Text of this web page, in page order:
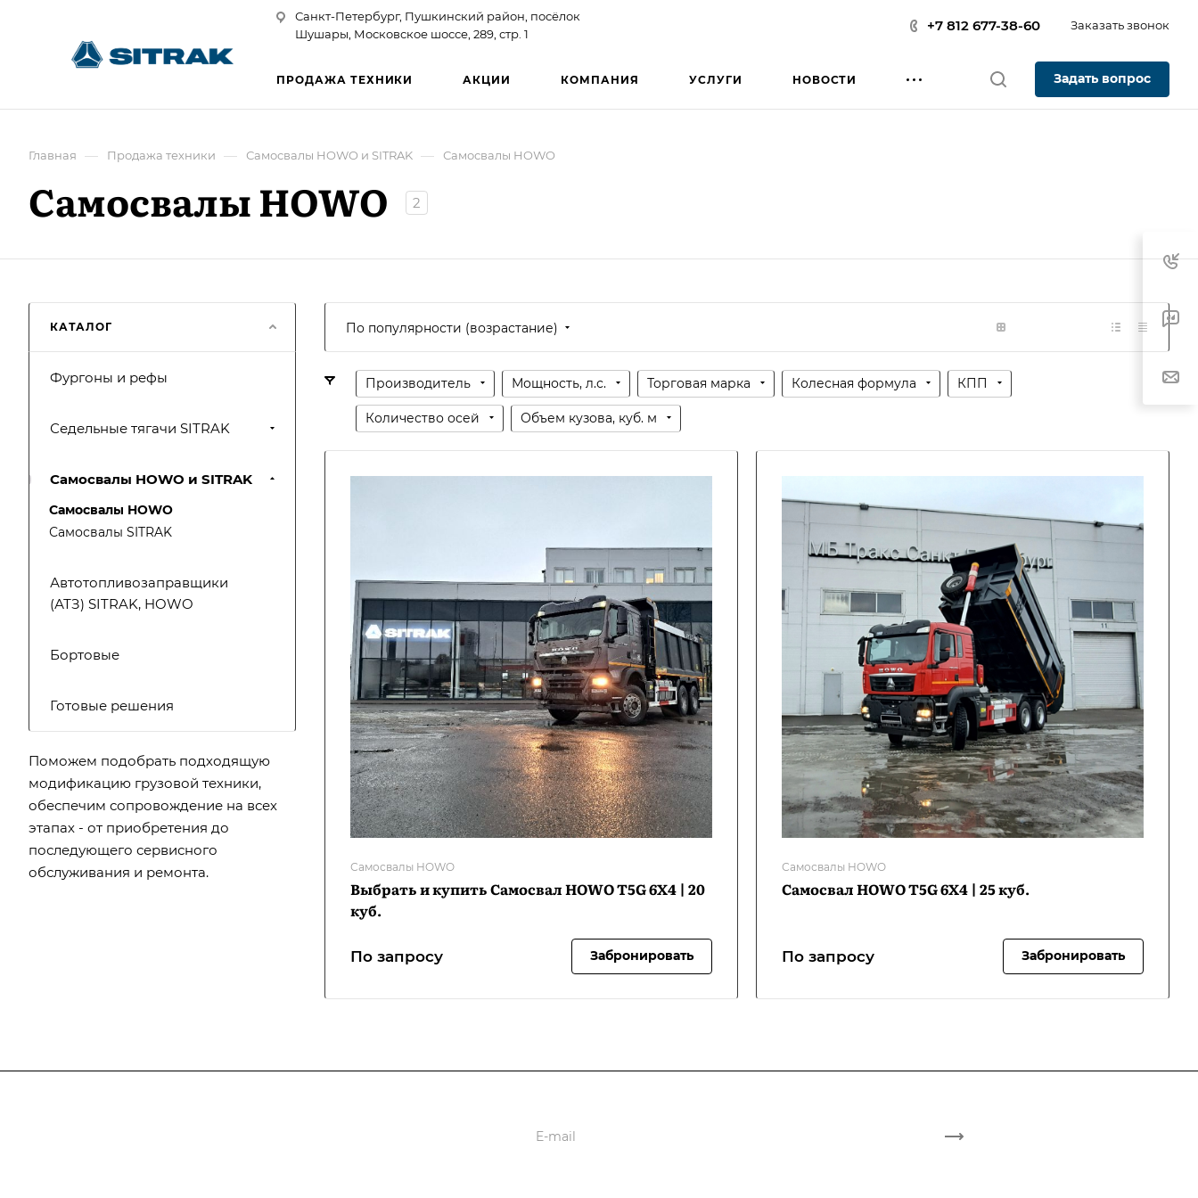
Санкт-Петербург, Пушкинский район, посёлок
Шушары, Московское шоссе, 289, стр. 1
+7 812 677-38-60 Заказать звонок
ПРОДАЖА ТЕХНИКИ АКЦИИ КОМПАНИЯ УСЛУГИ НОВОСТИ Задать вопрос
Главная — Продажа техники — Самосвалы HOWO и SITRAK — Самосвалы HOWO
Самосвалы HOWO 2
По популярности (возрастание)
Производитель Мощность, л.с. Торговая марка Колесная формула КПП
Количество осей Объем кузова, куб. м
Самосвалы HOWO
Выбрать и купить Самосвал HOWO T5G 6Х4 | 20
куб.
По запросу Забронировать
Самосвалы HOWO
Самосвал HOWO T5G 6Х4 | 25 куб.
По запросу Забронировать
КАТАЛОГ
Фургоны и рефы
Седельные тягачи SITRAK
Самосвалы HOWO и SITRAK
Самосвалы HOWO
Самосвалы SITRAK
Автотопливозаправщики
(АТЗ) SITRAK, HOWO
Бортовые
Готовые решения
Поможем подобрать подходящую
модификацию грузовой техники,
обеспечим сопровождение на всех
этапах - от приобретения до
последующего сервисного
обслуживания и ремонта.